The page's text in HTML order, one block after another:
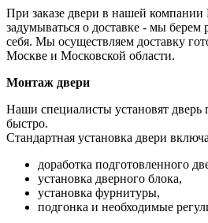
При заказе двери в нашей
задумываться о доставке - мы берем
себя. Мы осуществляем доставку
Москве и Московской области.
Монтаж двери
Наши специалисты установят дверь
быстро.
Стандартная установка двери
доработка подготовленного
установка дверного блока,
установка фурнитуры,
подгонка и необходимые